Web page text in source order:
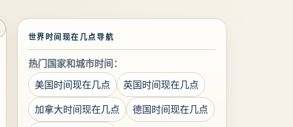
世界时间现在几点导航
热门国家和城市时间：
美国时间现在几点
英国时间现在几点
加拿大时间现在几点
德国时间现在几点